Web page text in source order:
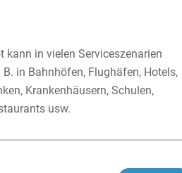
kann in vielen Serviceszenarien
in Bahnhöfen, Flughäfen, Hotels,
Krankenhäusern, Schulen,
usw.